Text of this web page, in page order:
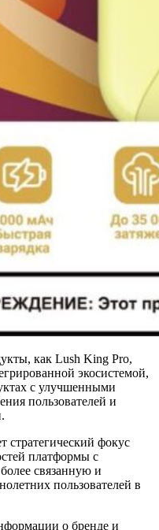
как Lush King Pro,
экосистемой,
с улучшенными
пользователей и
стратегический фокус
платформы с
связанную и
пользователей в
о бренде и